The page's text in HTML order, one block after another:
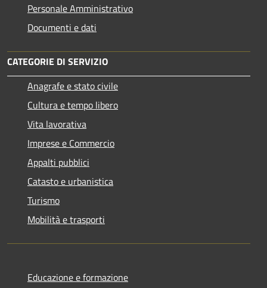
Personale Amministrativo
Documenti e dati
CATEGORIE DI SERVIZIO
Anagrafe e stato civile
Cultura e tempo libero
Vita lavorativa
Imprese e Commercio
Appalti pubblici
Catasto e urbanistica
Turismo
Mobilità e trasporti
Educazione e formazione